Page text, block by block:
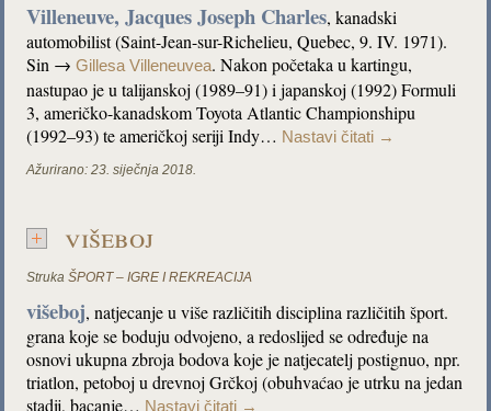
Villeneuve, Jacques Joseph Charles, kanadski
automobilist (Saint-Jean-sur-Richelieu, Quebec, 9. IV. 1971).
Sin →Gillesa Villeneuvea. Nakon početaka u kartingu,
nastupao je u talijanskoj (1989–91) i japanskoj (1992) Formuli
3, američko-kanadskom Toyota Atlantic Championshipu
(1992–93) te američkoj seriji Indy… Nastavi čitati →
Ažurirano: 23. siječnja 2018.
višeboj
Struka ŠPORT – IGRE I REKREACIJA
višeboj, natjecanje u više različitih disciplina različitih šport.
grana koje se boduju odvojeno, a redoslijed se određuje na
osnovi ukupna zbroja bodova koje je natjecatelj postignuo, npr.
triatlon, petoboj u drevnoj Grčkoj (obuhvaćao je utrku na jedan
stadij, bacanje… Nastavi čitati →